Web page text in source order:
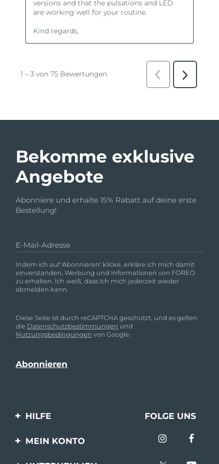
Bekomme exklusive
Angebote
Abonniere und erhalte 15% Rabatt auf deine erste
Bestellung!
E-Mail-Adresse
Indem ich auf 'Abonnieren' klicke, erkläre ich mich damit
einverstanden, Werbung und Informationen von FOREO
zu erhalten. Ich weiß, dass ich mich jederzeit wieder
abmelden kann.
Diese Seite ist durch reCAPTCHA geschützt, und es gelten
die Datenschutzbestimmungen und
Nutzungsbedingungen von Google.
HILFE
Kontaktiere uns
FOLGE UNS
MEIN KONTO